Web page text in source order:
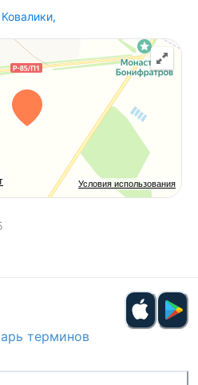
Ковалики,
Условия использования
терминов